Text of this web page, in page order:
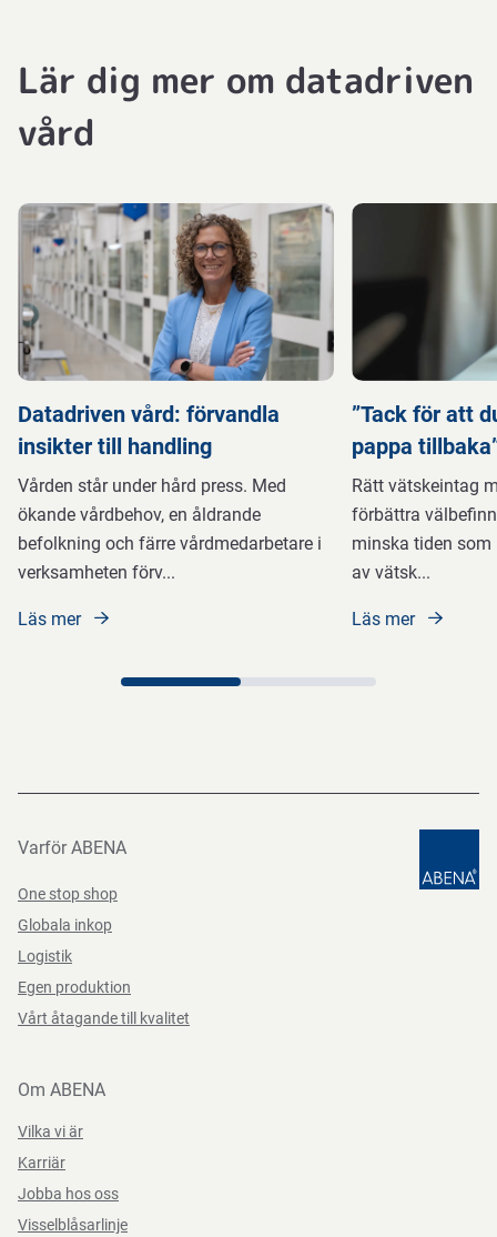
hanteras säkert och åtkomst är begränsad till
behöriga användare – så att du kan fokusera på
vården med trygghet.
Lär dig mer om datadriven
vård
Datadriven vård: förvandla
insikter till handling
Vården står under hård press. Med
ökande vårdbehov, en åldrande
befolkning och färre vårdmedarbetare i
verksamheten förv...
Läs mer
”Tack för att
pappa
Rätt vätskeintag
förbättra
minska tiden som
av vätsk...
Läs mer
Varför ABENA
One stop shop
Globala inkop
Logistik
Egen produktion
Vårt åtagande till kvalitet
Om ABENA
Vilka vi är
Karriär
Jobba hos oss
Visselblåsarlinje